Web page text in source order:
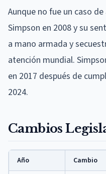
Aunque no fue un caso
Simpson en 2008 y su
a mano armada y
atención mundial.
en 2017 después de
2024.
Cambios
Año Cambio